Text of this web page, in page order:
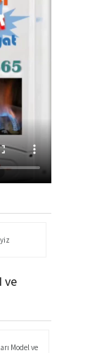
ve
Model ve